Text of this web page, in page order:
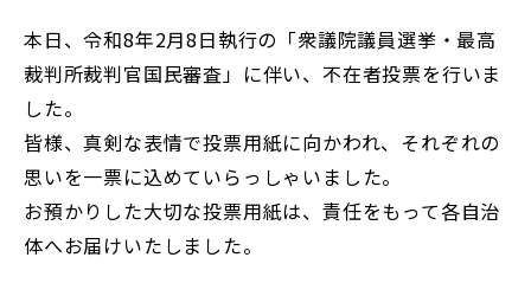
本日、令和8年2月8日執行の「衆議院議員選挙・最高
裁判所裁判官国民審査」に伴い、不在者投票を行いま
した。
皆様、真剣な表情で投票用紙に向かわれ、それぞれの
思いを一票に込めていらっしゃいました。
お預かりした大切な投票用紙は、責任をもって各自治
体へお届けいたしました。